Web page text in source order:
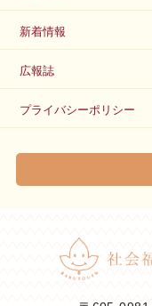
新着情報
広報誌
プライバシーポリシー